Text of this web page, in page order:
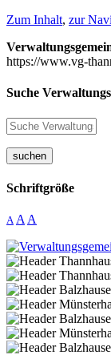
Zum Inhalt, zur
https://www.vg-
Suche
suchen
Schriftgröße
A A A